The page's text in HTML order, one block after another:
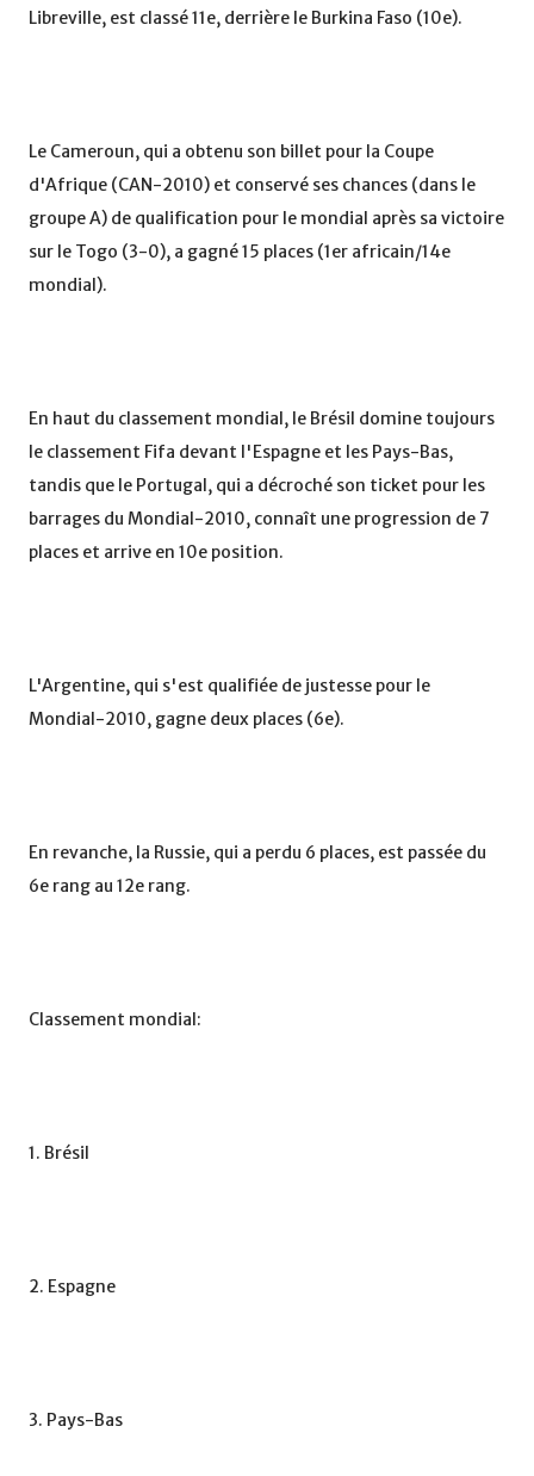
Libreville, est classé 11e, derrière le Burkina Faso (10e).
Le Cameroun, qui a obtenu son billet pour la Coupe
d'Afrique (CAN-2010) et conservé ses chances (dans le
groupe A) de qualification pour le mondial après sa victoire
sur le Togo (3-0), a gagné 15 places (1er africain/14e
mondial).
En haut du classement mondial, le Brésil domine toujours
le classement Fifa devant l'Espagne et les Pays-Bas,
tandis que le Portugal, qui a décroché son ticket pour les
barrages du Mondial-2010, connaît une progression de 7
places et arrive en 10e position.
L'Argentine, qui s'est qualifiée de justesse pour le
Mondial-2010, gagne deux places (6e).
En revanche, la Russie, qui a perdu 6 places, est passée du
6e rang au 12e rang.
Classement mondial:
1. Brésil
2. Espagne
3. Pays-Bas